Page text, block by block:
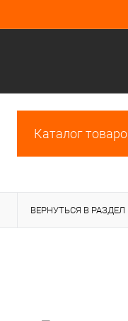
Каталог
ВЕРНУТЬСЯ В РАЗДЕЛ